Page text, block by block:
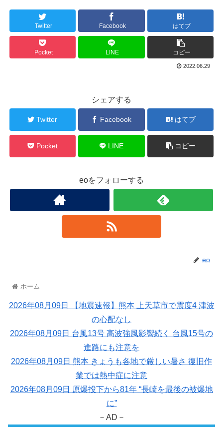
Twitter Facebook はてブ
Pocket LINE コピー
2022.06.29
シェアする
Twitter Facebook はてブ
Pocket LINE コピー
eoをフォローする
eo
ホーム
2026年08月09日 【地震速報】熊本 上天草市で震度4 津波
の心配なし
2026年08月09日 台風13号 高波強風影響続く 台風15号の
進路にも注意を
2026年08月09日 熊本 きょうも各地で厳しい暑さ 復旧作
業では熱中症に注意
2026年08月09日 原爆投下から81年 “長崎を最後の被爆地
に”
－AD－